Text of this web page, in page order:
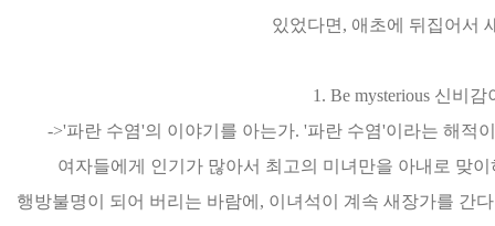
있었다면, 애초에 뒤집어서
1. Be mysterious 신비
->'파란 수염'의 이야기를 아는가. '파란 수염'이라는 해적
여자들에게 인기가 많아서 최고의 미녀만을 아내로 맞
행방불명이 되어 버리는 바람에, 이녀석이 계속 새장가를 간